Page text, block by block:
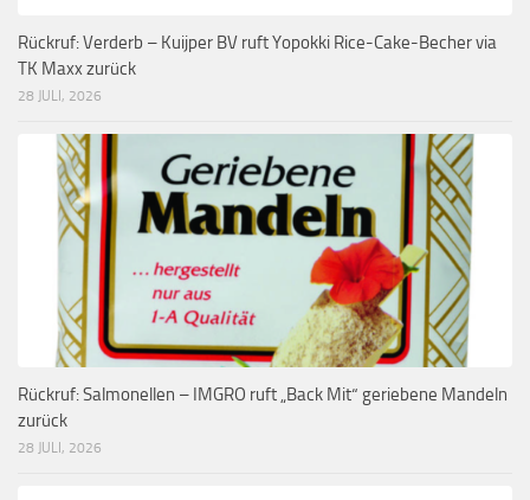
Rückruf: Verderb – Kuijper BV ruft Yopokki Rice-Cake-Becher via
TK Maxx zurück
28 JULI, 2026
Rückruf: Salmonellen – IMGRO ruft „Back Mit“ geriebene Mandeln
zurück
28 JULI, 2026